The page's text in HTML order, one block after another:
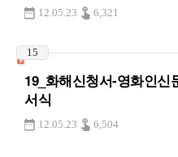
12.05.23 6,321
15
19_화해신청서-영화인신
서식
12.05.23 6,504